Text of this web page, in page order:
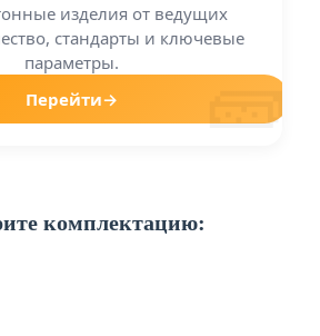
изделия от ведущих
стандарты и ключевые
параметры.
🧱
Перейти→
комплектацию: